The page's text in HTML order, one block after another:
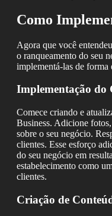
Como
Agora que você
o ranqueamento do seu
implementá-las de forma
Implementação do
Comece criando e
Business. Adicione
sobre o seu negócio.
clientes. Esse esforço
do seu negócio em
estabelecimento como
clientes.
Criação de